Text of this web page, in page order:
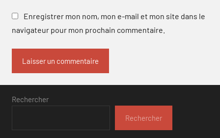
Enregistrer mon nom, mon e-mail et mon site dans le
navigateur pour mon prochain commentaire.
Rechercher
Rechercher